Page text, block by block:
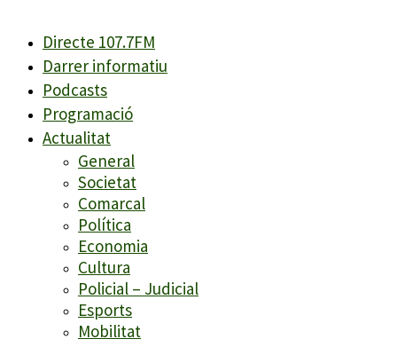
Directe 107.7FM
Darrer informatiu
Podcasts
Programació
Actualitat
General
Societat
Comarcal
Política
Economia
Cultura
Policial – Judicial
Esports
Mobilitat